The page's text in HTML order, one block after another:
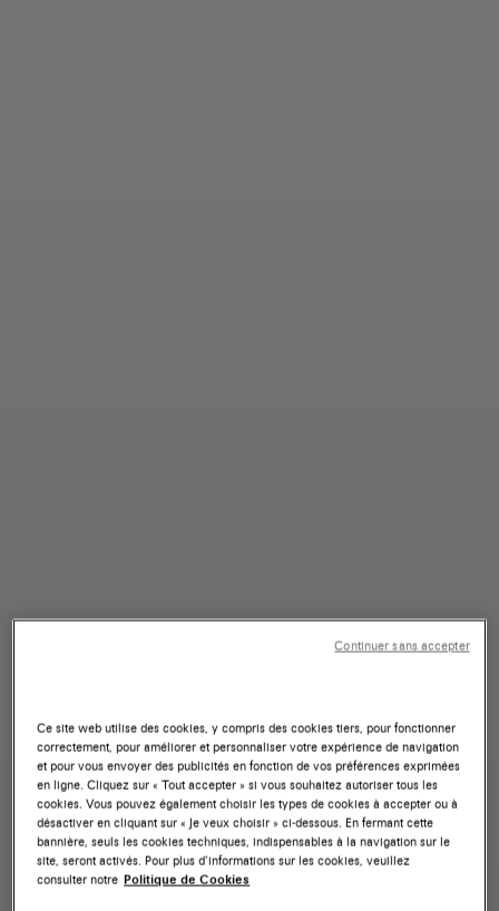
Ce site web utilise des cookies, y compris des cookies tiers, pour fonctionner
correctement, pour améliorer et personnaliser votre expérience de navigation
et pour vous envoyer des publicités en fonction de vos préférences exprimées
en ligne. Cliquez sur « Tout accepter » si vous souhaitez autoriser tous les
cookies. Vous pouvez également choisir les types de cookies à accepter ou à
désactiver en cliquant sur « Je veux choisir » ci-dessous. En fermant cette
bannière, seuls les cookies techniques, indispensables à la navigation sur le
site, seront activés. Pour plus d’informations sur les cookies, veuillez
consulter notre Politique de Cookies
Continuer sans accepter